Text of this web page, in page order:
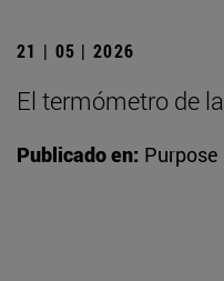
21 | 05 | 2026
El termómetro de
Publicado en: